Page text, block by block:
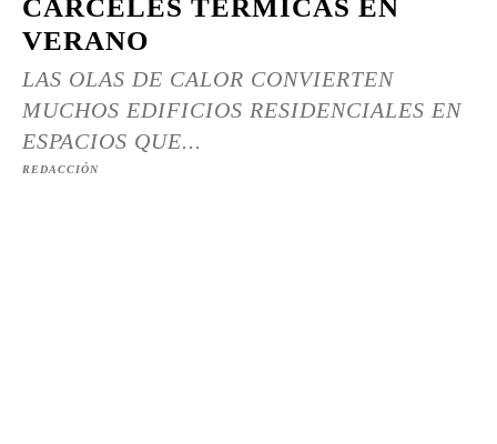
CÁRCELES TÉRMICAS EN
VERANO
LAS OLAS DE CALOR CONVIERTEN
MUCHOS EDIFICIOS RESIDENCIALES EN
ESPACIOS QUE...
REDACCIÓN